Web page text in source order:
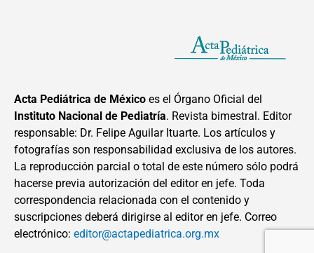
Acta Pediátrica de México es el Órgano Oficial del
Instituto Nacional de Pediatría. Revista bimestral. Editor
responsable: Dr. Felipe Aguilar Ituarte. Los artículos y
fotografías son responsabilidad exclusiva de los autores.
La reproducción parcial o total de este número sólo podrá
hacerse previa autorización del editor en jefe. Toda
correspondencia relacionada con el contenido y
suscripciones deberá dirigirse al editor en jefe. Correo
electrónico: editor@actapediatrica.org.mx